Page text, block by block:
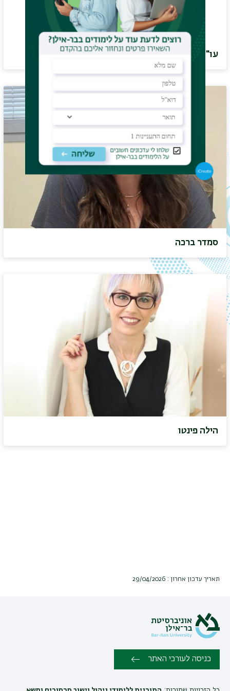
עו"ד שמעון סדגסי
סמדר ברכה
הילה פינטו
תאריך עדכון אחרון : 29/04/2026
כניסה לעורכי האתר